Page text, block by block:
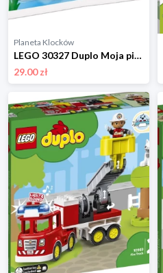
Planeta Klocków
LEGO 30327 Duplo Moja pierwsza kaczuszka Lego
29.00 zł